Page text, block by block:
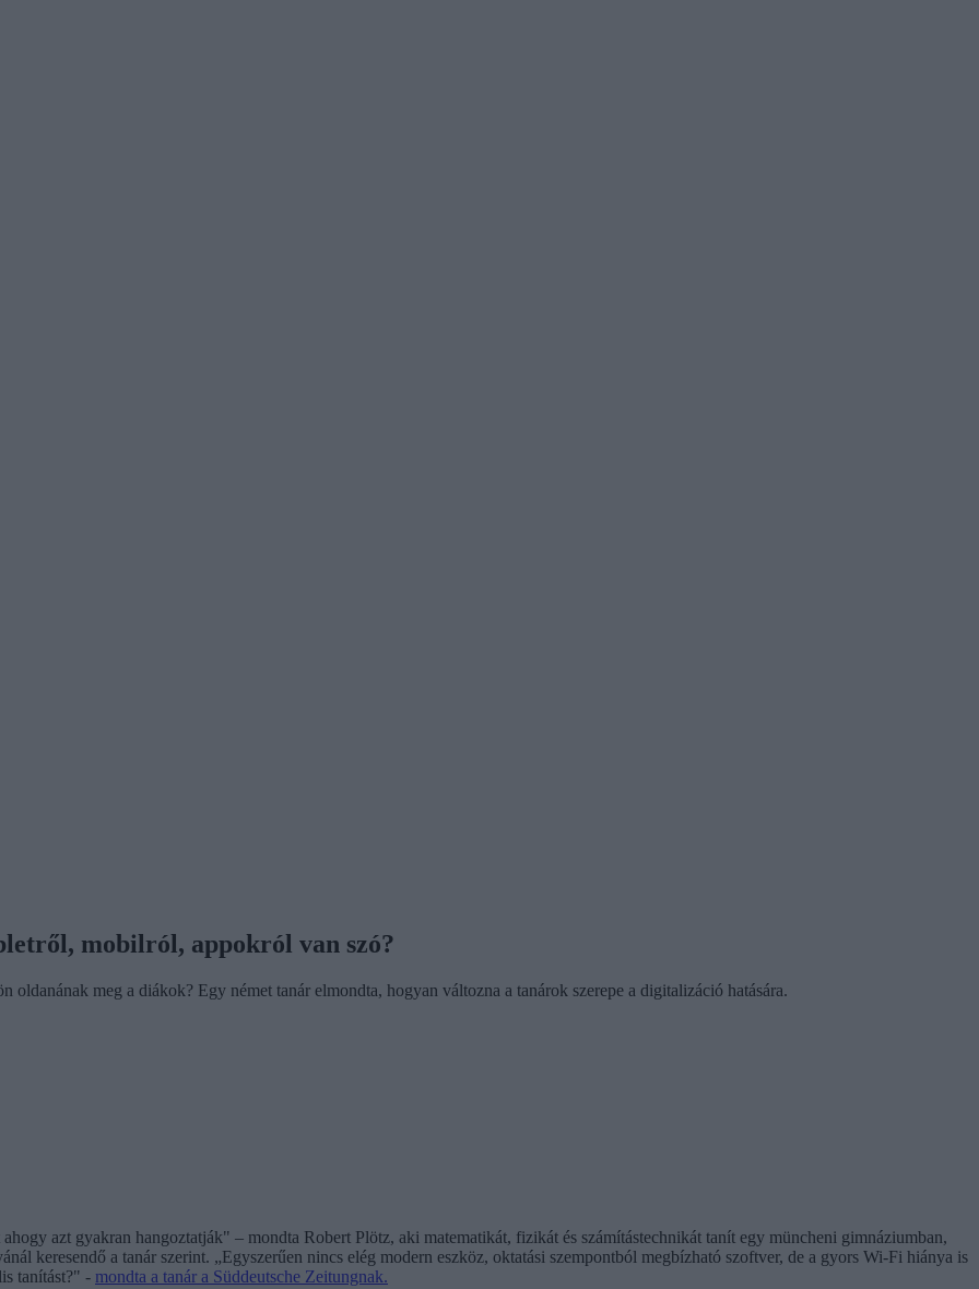
mobilról, appokról van szó?
meg a diákok? Egy német tanár elmondta, hogyan változna a tanárok szerepe a digitalizáció hatására.
azt gyakran hangoztatják" – mondta Robert Plötz, aki matematikát, fizikát és számítástechnikát tanít egy müncheni gimnáziumban,
keresendő a tanár szerint. „Egyszerűen nincs elég modern eszköz, oktatási szempontból megbízható szoftver, de a gyors Wi-Fi hiánya is
tanítást?" - mondta a tanár a Süddeutsche Zeitungnak.